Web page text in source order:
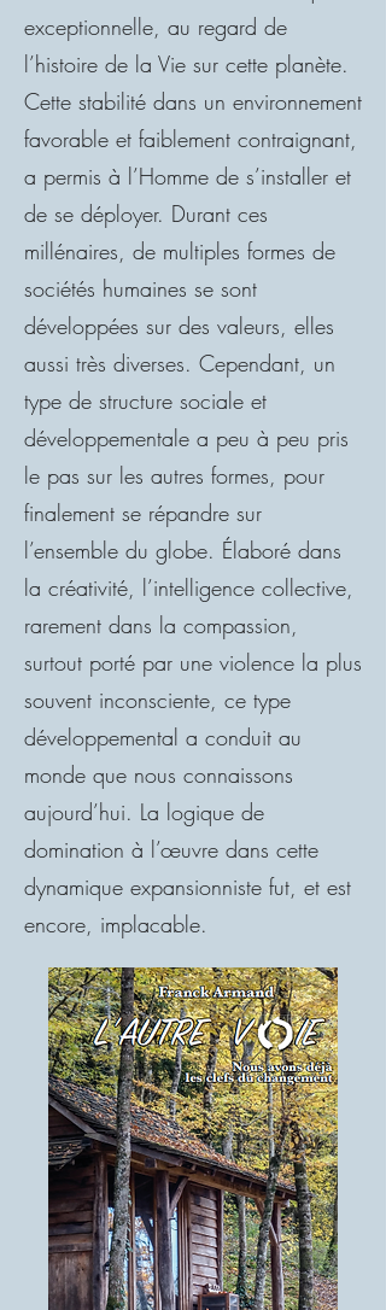
exceptionnelle, au regard de
l’histoire de la Vie sur cette planète.
Cette stabilité dans un environnement
favorable et faiblement contraignant,
a permis à l’Homme de s’installer et
de se déployer. Durant ces
millénaires, de multiples formes de
sociétés humaines se sont
développées sur des valeurs, elles
aussi très diverses. Cependant, un
type de structure sociale et
développementale a peu à peu pris
le pas sur les autres formes, pour
finalement se répandre sur
l’ensemble du globe. Élaboré dans
la créativité, l’intelligence collective,
rarement dans la compassion,
surtout porté par une violence la plus
souvent inconsciente, ce type
développemental a conduit au
monde que nous connaissons
aujourd’hui. La logique de
domination à l’œuvre dans cette
dynamique expansionniste fut, et est
encore, implacable.